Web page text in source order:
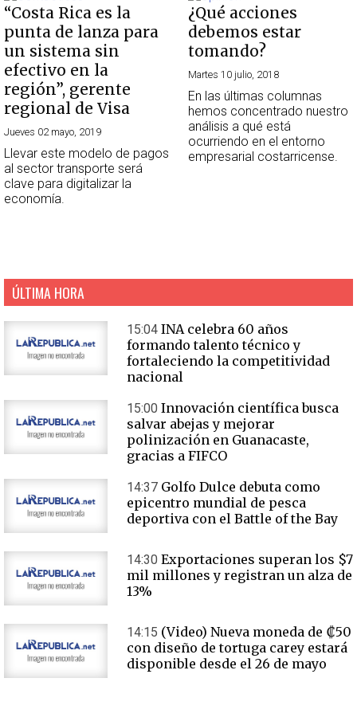
“Costa Rica es la
punta de lanza para
un sistema sin
efectivo en la
región”, gerente
regional de Visa
Jueves 02 mayo, 2019
Llevar este modelo de pagos
al sector transporte será
clave para digitalizar la
economía.
¿Qué acciones
debemos estar
tomando?
Martes 10 julio, 2018
En las últimas columnas
hemos concentrado nuestro
análisis a qué está
ocurriendo en el entorno
empresarial costarricense.
ÚLTIMA HORA
15:04 INA celebra 60 años
formando talento técnico y
fortaleciendo la competitividad
nacional
15:00 Innovación científica busca
salvar abejas y mejorar
polinización en Guanacaste,
gracias a FIFCO
14:37 Golfo Dulce debuta como
epicentro mundial de pesca
deportiva con el Battle of the Bay
14:30 Exportaciones superan los $7
mil millones y registran un alza de
13%
14:15 (Video) Nueva moneda de ₡50
con diseño de tortuga carey estará
disponible desde el 26 de mayo